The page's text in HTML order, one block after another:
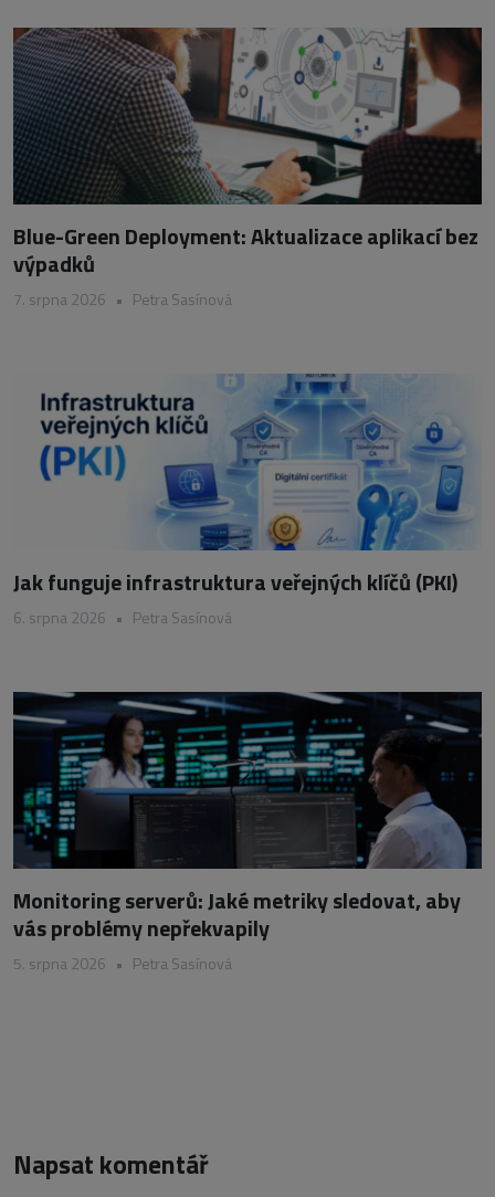
Blue-Green Deployment: Aktualizace aplikací bez
výpadků
7. srpna 2026 • Petra Sasínová
Jak funguje infrastruktura veřejných klíčů (PKI)
6. srpna 2026 • Petra Sasínová
Monitoring serverů: Jaké metriky sledovat, aby
vás problémy nepřekvapily
5. srpna 2026 • Petra Sasínová
Napsat komentář